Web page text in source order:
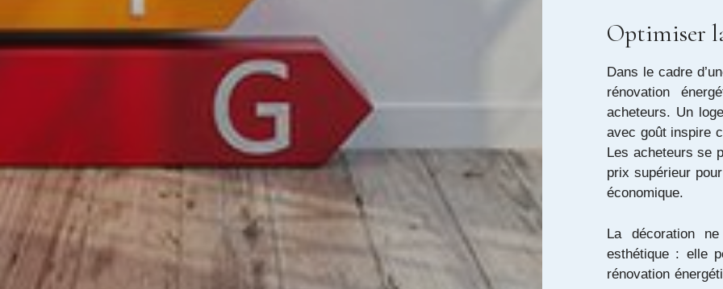
Optimiser
Dans le cadre
rénovation
acheteurs. Un
avec goût inspire
Les acheteurs se
prix supérieur
économique.
La décoration
esthétique : elle
rénovation